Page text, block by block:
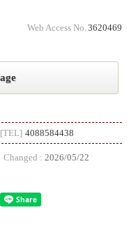
Web Access No. 3620469
[TEL] 4088584438
Changed : 2026/05/22